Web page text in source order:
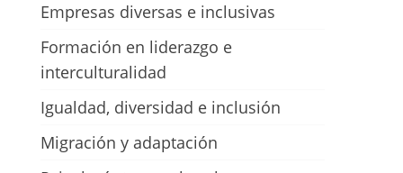
Empresas diversas e inclusivas
Formación en liderazgo e
interculturalidad
Igualdad, diversidad e inclusión
Migración y adaptación